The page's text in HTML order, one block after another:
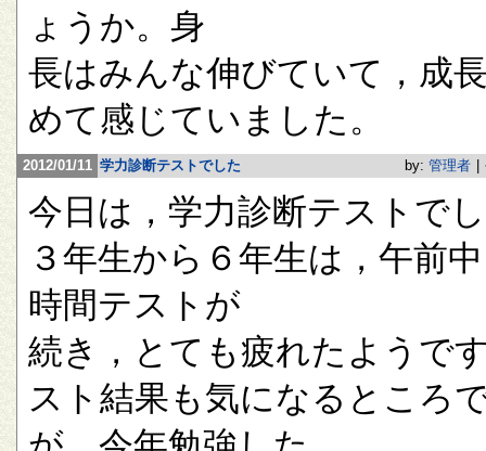
ょうか。身
長はみんな伸びていて，成
めて感じていました。
2012/01/11 学力診断テストでした by: 管理者
今日は，学力診断テストで
３年生から６年生は，午前
時間テストが
続き，とても疲れたようで
スト結果も気になるところ